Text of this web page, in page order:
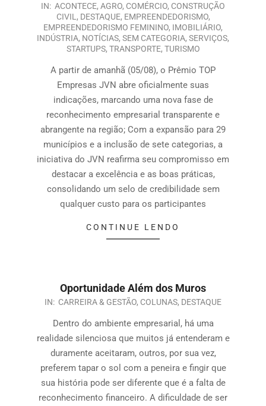
IN: ACONTECE, AGRO, COMÉRCIO, CONSTRUÇÃO
CIVIL , DESTAQUE, EMPREENDEDORISMO,
EMPREENDEDORISMO FEMININO, IMOBILIÁRIO,
INDÚSTRIA, NOTÍCIAS, SEM CATEGORIA, SERVIÇOS,
STARTUPS, TRANSPORTE, TURISMO
A partir de amanhã (05/08), o Prêmio TOP
Empresas JVN abre oficialmente suas
indicações, marcando uma nova fase de
reconhecimento empresarial transparente e
abrangente na região; Com a expansão para 29
municípios e a inclusão de sete categorias, a
iniciativa do JVN reafirma seu compromisso em
destacar a excelência e as boas práticas,
consolidando um selo de credibilidade sem
qualquer custo para os participantes
CONTINUE LENDO
Oportunidade Além dos Muros
IN: CARREIRA & GESTÃO, COLUNAS, DESTAQUE
Dentro do ambiente empresarial, há uma
realidade silenciosa que muitos já entenderam e
duramente aceitaram, outros, por sua vez,
preferem tapar o sol com a peneira e fingir que
sua história pode ser diferente que é a falta de
reconhecimento financeiro. A dificuldade de ser